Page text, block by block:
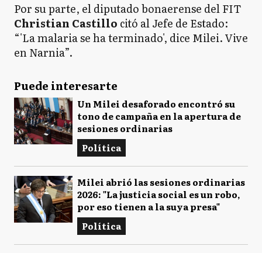
Por su parte, el diputado bonaerense del FIT
Christian Castillo citó al Jefe de Estado:
“'La malaria se ha terminado', dice Milei. Vive
en Narnia”.
Puede interesarte
Un Milei desaforado encontró su
tono de campaña en la apertura de
sesiones ordinarias
Política
Milei abrió las sesiones ordinarias
2026: "La justicia social es un robo,
por eso tienen a la suya presa"
Política